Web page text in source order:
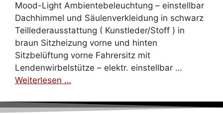
Mood-Light Ambientebeleuchtung – einstellbar
Dachhimmel und Säulenverkleidung in schwarz
Teillederausstattung ( Kunstleder/Stoff ) in
braun Sitzheizung vorne und hinten
Sitzbelüftung vorne Fahrersitz mit
Lendenwirbelstütze – elektr. einstellbar …
Weiterlesen …